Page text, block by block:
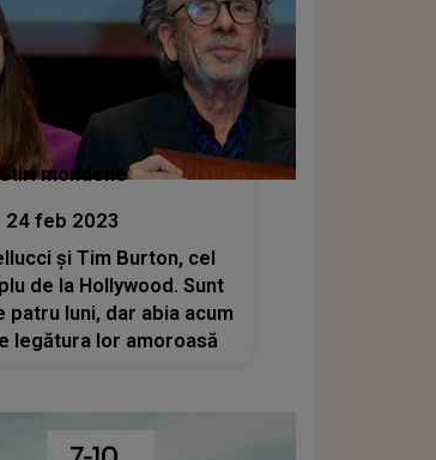
mondene
24 feb 2023
și Tim Burton, cel
de la Hollywood. Sunt
patru luni, dar abia acum
legătura lor amoroasă